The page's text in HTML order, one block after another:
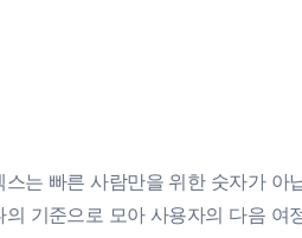
스는 빠른 사람만을 위한 숫자가 아
의 기준으로 모아 사용자의 다음 여